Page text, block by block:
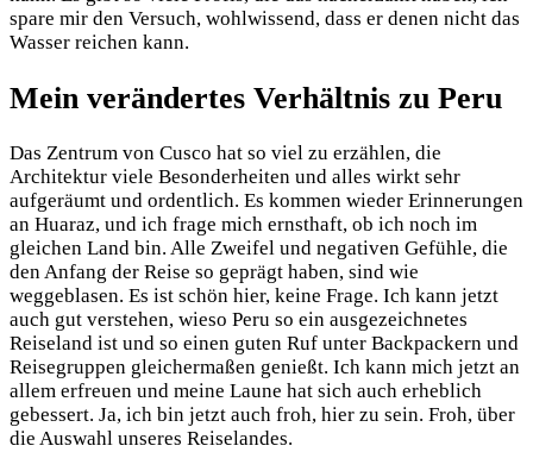
spare mir den Versuch, wohlwissend, dass er denen nicht das
Wasser reichen kann.
Mein verändertes Verhältnis zu Peru
Das Zentrum von Cusco hat so viel zu erzählen, die
Architektur viele Besonderheiten und alles wirkt sehr
aufgeräumt und ordentlich. Es kommen wieder Erinnerungen
an Huaraz, und ich frage mich ernsthaft, ob ich noch im
gleichen Land bin. Alle Zweifel und negativen Gefühle, die
den Anfang der Reise so geprägt haben, sind wie
weggeblasen. Es ist schön hier, keine Frage. Ich kann jetzt
auch gut verstehen, wieso Peru so ein ausgezeichnetes
Reiseland ist und so einen guten Ruf unter Backpackern und
Reisegruppen gleichermaßen genießt. Ich kann mich jetzt an
allem erfreuen und meine Laune hat sich auch erheblich
gebessert. Ja, ich bin jetzt auch froh, hier zu sein. Froh, über
die Auswahl unseres Reiselandes.